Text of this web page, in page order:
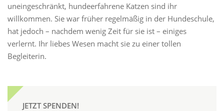
uneingeschränkt, hundeerfahrene Katzen sind ihr
willkommen. Sie war früher regelmäßig in der Hundeschule,
hat jedoch – nachdem wenig Zeit für sie ist – einiges
verlernt. Ihr liebes Wesen macht sie zu einer tollen
Begleiterin.
JETZT SPENDEN!